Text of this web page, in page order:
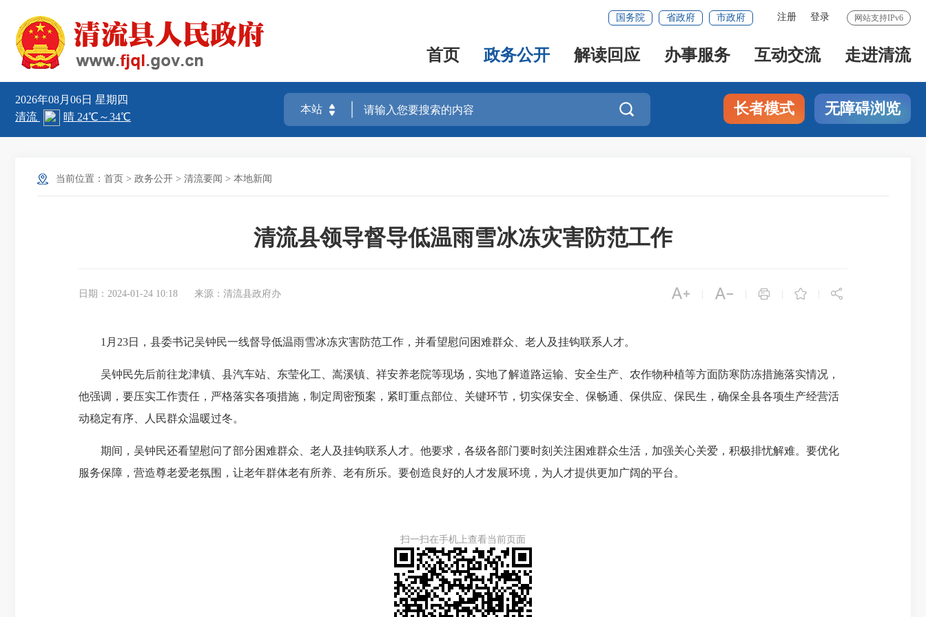
网站支持IPv6
注册 登录
国务院 省政府 市政府
首页 政务公开 解读回应 办事服务 互动交流 走进清流
2026年08月06日 星期四
 长者模式 无障碍浏览
当前位置： 首页 > 政务公开 > 清流要闻 > 本地新闻
清流县领导督导低温雨雪冰冻灾害防范工作
日期：2024-01-24 10:18 来源：清流县政府办     
1月23日，县委书记吴钟民一线督导低温雨雪冰冻灾害防范工作，并看望慰问困难群众、老人及挂钩联系人才。
吴钟民先后前往龙津镇、县汽车站、东莹化工、嵩溪镇、祥安养老院等现场，实地了解道路运输、安全生产、农作物种植等方面防寒防冻措施落实情况，
他强调，要压实工作责任，严格落实各项措施，制定周密预案，紧盯重点部位、关键环节，切实保安全、保畅通、保供应、保民生，确保全县各项生产经营活
动稳定有序、人民群众温暖过冬。
期间，吴钟民还看望慰问了部分困难群众、老人及挂钩联系人才。他要求，各级各部门要时刻关注困难群众生活，加强关心关爱，积极排忧解难。要优化
服务保障，营造尊老爱老氛围，让老年群体老有所养、老有所乐。要创造良好的人才发展环境，为人才提供更加广阔的平台。
扫一扫在手机上查看当前页面